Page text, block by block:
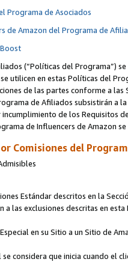
Programa de Asociados
de Amazon del Programa de
(“Políticas del Programa”)
utilicen en estas Políticas del
de las partes conforme a
de Afiliados subsistirán
de los Requisitos
de Influencers de Amazon
Comisiones del
Estándar descritos en la
a las exclusiones descritas en
en su Sitio a un Sitio de
se considera que inicia cuando el